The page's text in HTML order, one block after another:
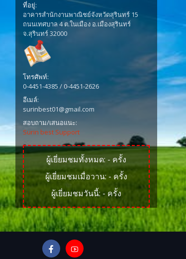
ที่อยู่:
อาคารสำนักงานพาณิชย์จังหวัดสุรินทร์ 15
ถนนเทศบาล 4 ต.ในเมือง อ.เมืองสุรินทร์
จ.สุรินทร์ 32000
โทรศัพท์:
0-4451-4385 / 0-4451-2626
อีเมล์:
surinbest01@gmail.com
สอบถาม/เสนอแนะ:
Surin best Support
ผู้เยี่ยมชมทั้งหมด: - ครั้ง
ผู้เยี่ยมชมเมื่อวาน: -ครั้ง
ผู้เยี่ยมชมวันนี้: - ครั้ง